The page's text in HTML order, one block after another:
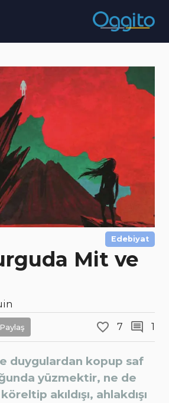
Edebiyat
Mit ve
Paylaş 7 1
duygulardan kopup saf
yüzmektir, ne de
akıldışı, ahlakdışı